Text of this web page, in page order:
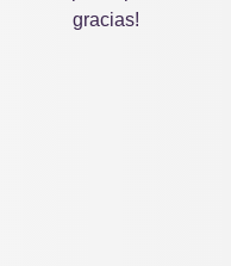
gracias!